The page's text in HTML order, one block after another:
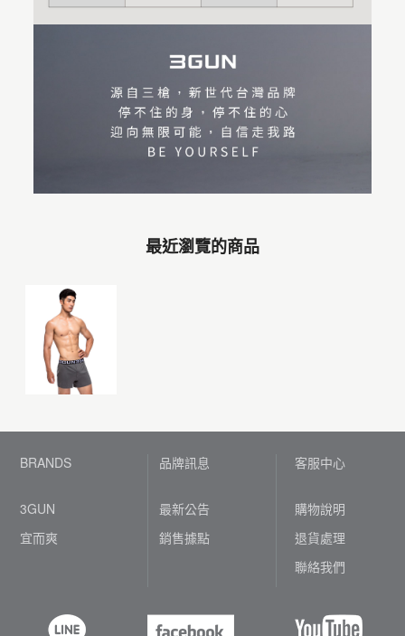
最近瀏覽的商品
BRANDS
3GUN
宜而爽
品牌訊息
最新公告
銷售據點
客服中心
購物說明
退貨處理
聯絡我們